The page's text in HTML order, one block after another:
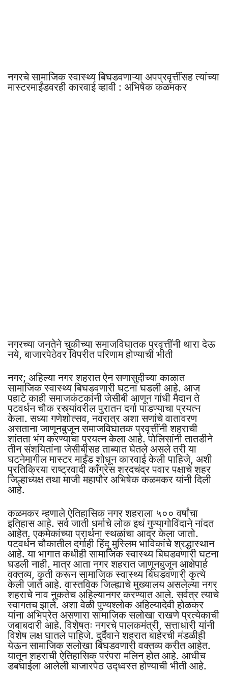
नगरचे सामाजिक स्वास्थ्य बिघडवणाऱ्या अपप्रवृत्तींसह त्यांच्या
मास्टरमाईंडवरही कारवाई व्हावी : अभिषेक कळमकर
नगरच्या जनतेने चुकीच्या समाजविघातक प्रवृत्तींनी थारा देऊ
नये, बाजारपेठेवर विपरीत परिणाम होण्याची भीती
नगर; अहिल्या नगर शहरात ऐन सणासुदीच्या काळात
सामाजिक स्वास्थ्य बिघडवणारी घटना घडली आहे. आज
पहाटे काही समाजकंटकांनी जेसीबी आणून गांधी मैदान ते
पटवर्धन चौक रस्त्यांवरील पुरातन दर्गा पाडण्याचा प्रयत्न
केला. सध्या गणेशोत्सव, नवरात्र अशा सणांचे वातावरण
असताना जाणूनबुजून समाजविघातक प्रवृत्तींनी शहराची
शांतता भंग करण्याचा प्रयत्न केला आहे. पोलिसांनी तातडीने
तीन संशयितांना जेसीबीसह ताब्यात घेतले असले तरी या
घटनेमागील मास्टर माईंड शोधून कारवाई केली पाहिजे, अशी
प्रतिक्रिया राष्ट्रवादी काँग्रेस शरदचंद्र पवार पक्षाचे शहर
जिल्हाध्यक्ष तथा माजी महापौर अभिषेक कळमकर यांनी दिली
आहे.
कळमकर म्हणाले ऐतिहासिक नगर शहराला ५०० वर्षांचा
इतिहास आहे. सर्व जाती धर्माचे लोक इथं गुण्यागोविंदाने नांदत
आहेत. एकमेकांच्या प्रार्थना स्थळांचा आदर केला जातो.
पटवर्धन चौकातील दर्गाही हिंदू मुस्लिम भाविकांचे श्रद्धास्थान
आहे. या भागात कधीही सामाजिक स्वास्थ्य बिघडवणारी घटना
घडली नाही. मात्र आता नगर शहरात जाणूनबुजून आक्षेपार्ह
वक्तव्य, कृती करून सामाजिक स्वास्थ्य बिघडवणारी कृत्ये
केली जाते आहे. वास्तविक जिल्ह्याचे मुख्यालय असलेल्या नगर
शहराचे नाव नुकतेच अहिल्यानगर करण्यात आले. सर्वत्र त्याचे
स्वागतच झाले. अशा वेळी पुण्यश्लोक अहिल्यादेवी होळकर
यांना अभिप्रेत असणारा सामाजिक सलोखा राखणे प्रत्येकाची
जबाबदारी आहे. विशेषतः नगरचे पालकमंत्री, सत्ताधारी यांनी
विशेष लक्ष घातले पाहिजे. दुर्दैवाने शहरात बाहेरची मंडळीही
येऊन सामाजिक सलोखा बिघडवणारी वक्तव्य करीत आहेत.
यातून शहराची ऐतिहासिक परंपरा मलिन होत आहे. आधीच
डबघाईला आलेली बाजारपेठ उद्ध्वस्त होण्याची भीती आहे.